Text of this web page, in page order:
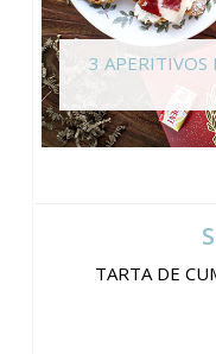
3 APERITIVOS
TARTA DE